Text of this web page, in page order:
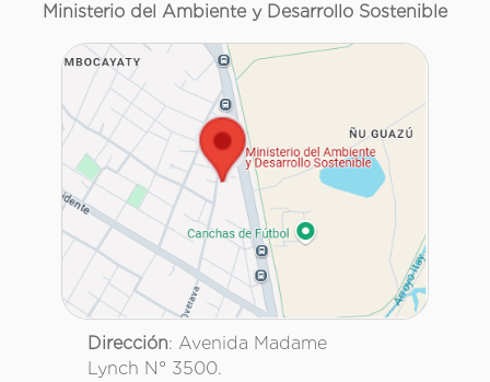
Ministerio del Ambiente y Desarrollo Sostenible
Dirección: Avenida Madame
Lynch N° 3500.